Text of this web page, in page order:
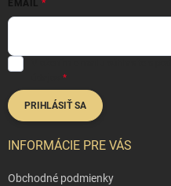
EMAIL
PRIHLÁSIŤ SA
INFORMÁCIE PRE VÁS
Obchodné podmienky